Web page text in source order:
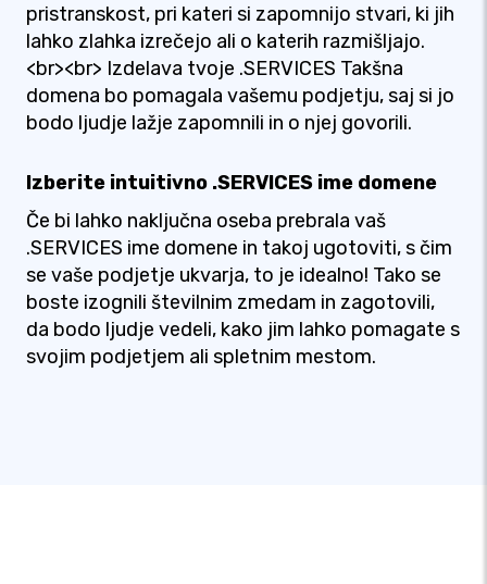
pristranskost, pri kateri si zapomnijo stvari, ki jih
lahko zlahka izrečejo ali o katerih razmišljajo.
<br><br> Izdelava tvoje .SERVICES Takšna
domena bo pomagala vašemu podjetju, saj si jo
bodo ljudje lažje zapomnili in o njej govorili.
Izberite intuitivno .SERVICES ime domene
Če bi lahko naključna oseba prebrala vaš
.SERVICES ime domene in takoj ugotoviti, s čim
se vaše podjetje ukvarja, to je idealno! Tako se
boste izognili številnim zmedam in zagotovili,
da bodo ljudje vedeli, kako jim lahko pomagate s
svojim podjetjem ali spletnim mestom.